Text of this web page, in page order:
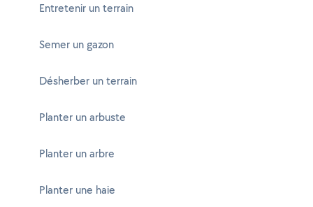
Entretenir un terrain
Semer un gazon
Désherber un terrain
Planter un arbuste
Planter un arbre
Planter une haie